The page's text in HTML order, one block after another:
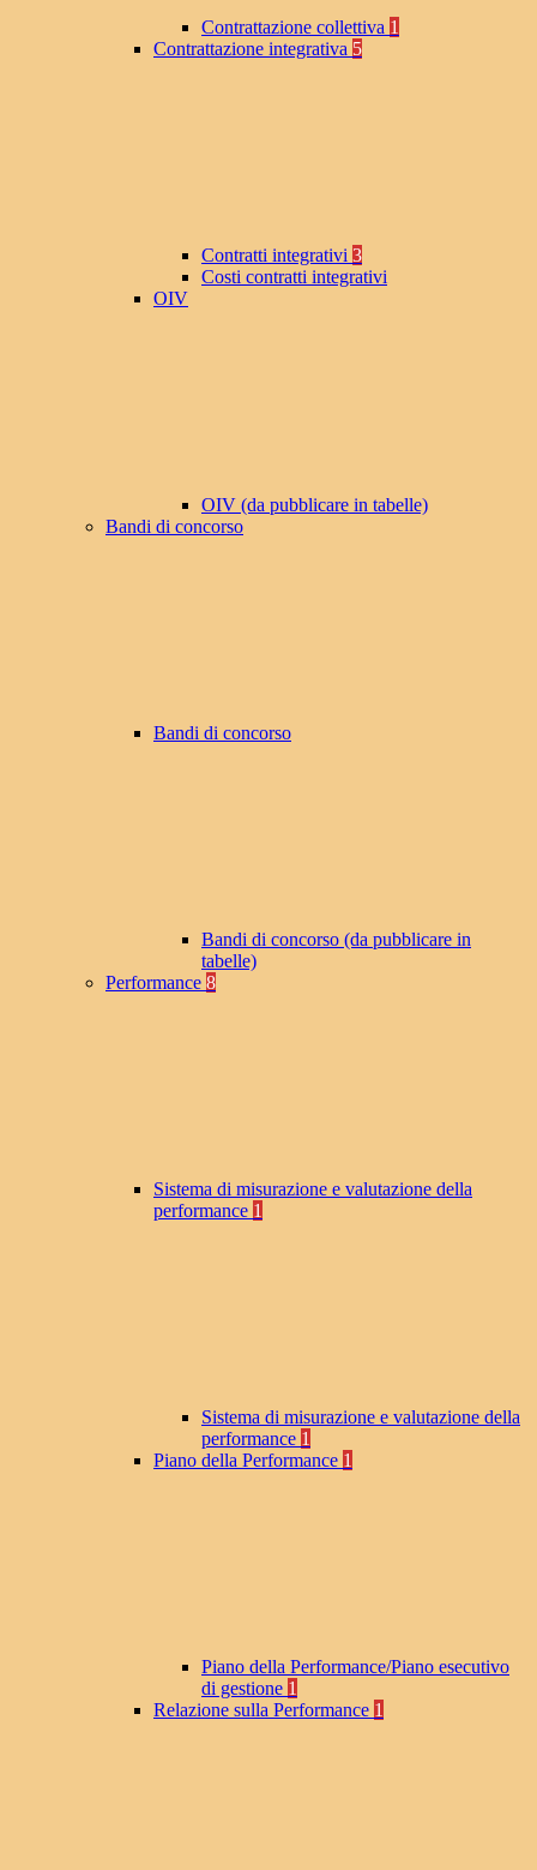
Contrattazione collettiva 1
Contrattazione integrativa 5
Contratti integrativi 3
Costi contratti integrativi
OIV
OIV (da pubblicare in tabelle)
Bandi di concorso
Bandi di concorso
Bandi di concorso (da pubblicare in
tabelle)
Performance 8
Sistema di misurazione e valutazione della
performance 1
Sistema di misurazione e valutazione della
performance 1
Piano della Performance 1
Piano della Performance/Piano esecutivo
di gestione 1
Relazione sulla Performance 1